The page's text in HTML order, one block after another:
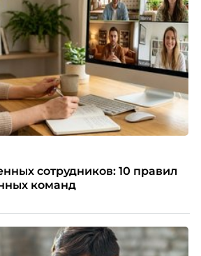
сотрудников: 10 правил
команд